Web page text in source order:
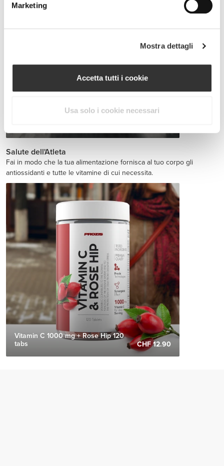
Marketing
Mostra dettagli
Accetta tutti i cookie
Usa solo i cookie necessari
Salute dell'Atleta
Fai in modo che la tua alimentazione fornisca al tuo corpo gli
antiossidanti e tutte le vitamine di cui necessita.
Vitamin C 1000 mg + Rose Hip 120
tabs
CHF 12.90